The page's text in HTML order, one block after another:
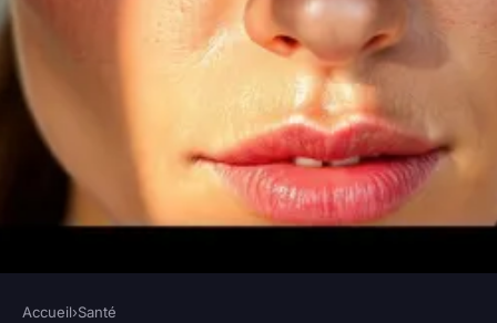
Accueil›Santé